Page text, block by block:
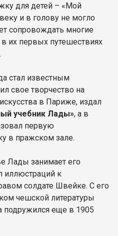
для детей – «Мой
и в голову не могло
сопровождать многие
их первых путешествиях
стал известным
свое творчество на
в Париже, издал
учебник Лады», а в
первую
в пражском зале.
Лады занимает его
иллюстраций к
солдате Швейке. С его
чешской литературы
еще в 1905